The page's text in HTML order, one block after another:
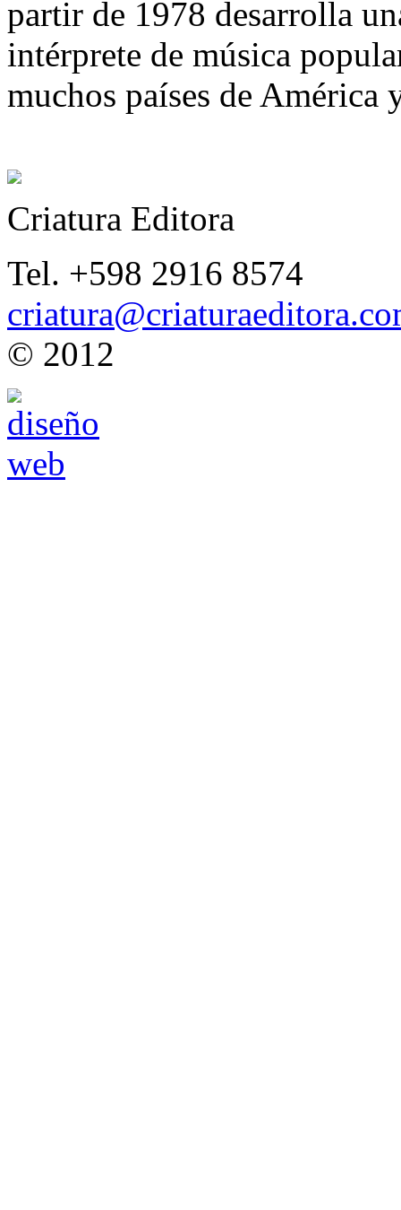
partir de 1978 desarrolla
intérprete de música
muchos países de América
Criatura Editora
Tel. +598 2916 8574
© 2012